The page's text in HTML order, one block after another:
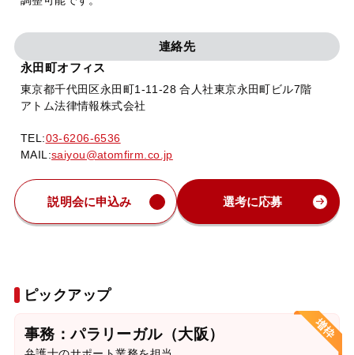
連絡先
永田町オフィス
東京都千代田区永田町1-11-28 合人社東京永田町ビル7階
アトム法律情報株式会社
TEL:03-6206-6536
MAIL:saiyou@atomfirm.co.jp
説明会に申込み 選考に応募
ピックアップ
事務：パラリーガル（大阪）